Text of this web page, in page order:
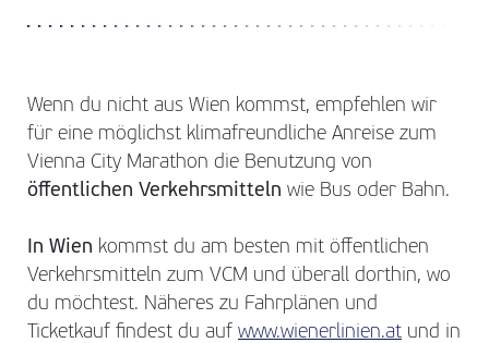
Wenn du nicht aus Wien kommst, empfehlen wir
für eine möglichst klimafreundliche Anreise zum
Vienna City Marathon die Benutzung von
öffentlichen Verkehrsmitteln wie Bus oder Bahn.
In Wien kommst du am besten mit öffentlichen
Verkehrsmitteln zum VCM und überall dorthin, wo
du möchtest. Näheres zu Fahrplänen und
Ticketkauf findest du auf www.wienerlinien.at und in